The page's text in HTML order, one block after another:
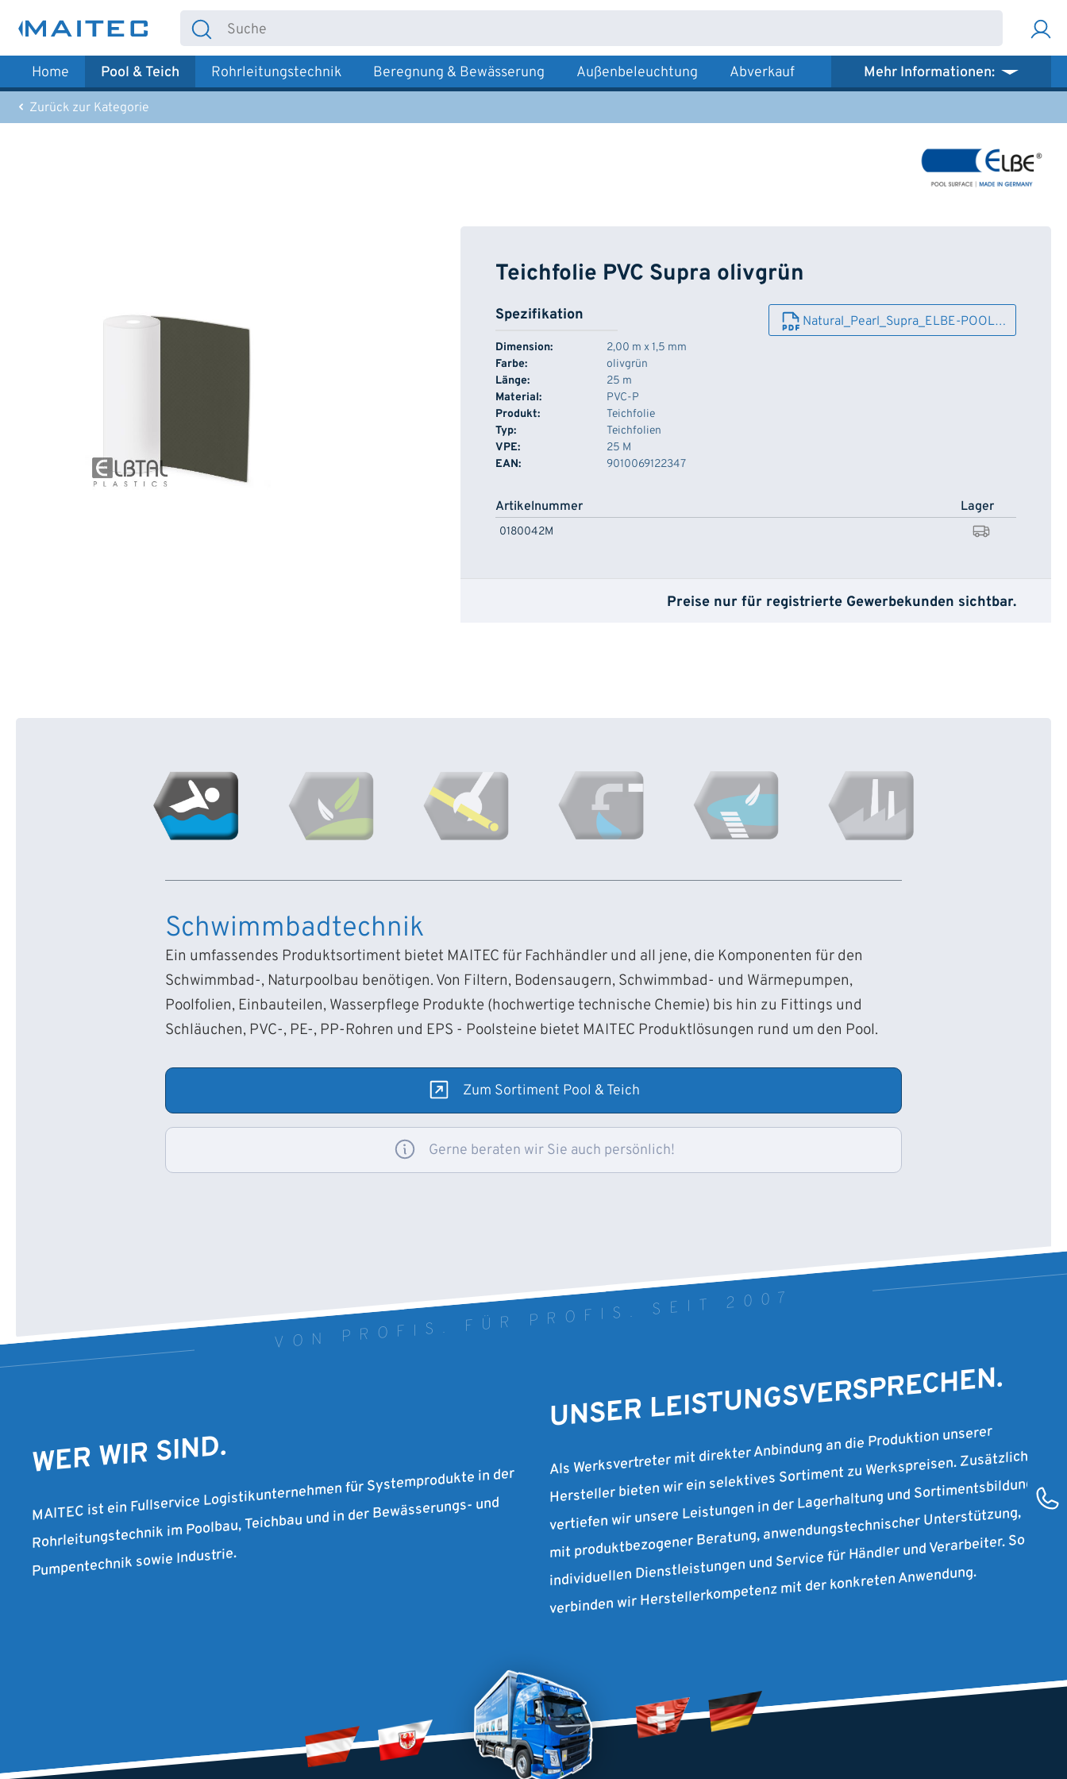
Hauptinhalt springen
Zur Suche springen
Zur Hauptnavigation springen
Home Pool & Teich Rohrleitungstechnik Beregnung & Bewässerung Außenbeleuchtung Abverkauf Mehr Informationen:
Zurück zur Kategorie
Teichfolie PVC Supra olivgrün
Spezifikation Natural_Pearl_Supra_ELBE-POOL…
Dimension:
2,00 m x 1,5 mm
Farbe:
olivgrün
Länge:
25 m
Material:
PVC-P
Produkt:
Teichfolie
Typ:
Teichfolien
VPE:
25 M
EAN:
9010069122347
Artikelnummer Lager
0180042M
Preise nur für registrierte Gewerbekunden sichtbar.
Schwimmbadtechnik
Ein umfassendes Produktsortiment bietet MAITEC für Fachhändler und all jene, die Komponenten für den
Schwimmbad-, Naturpoolbau benötigen. Von Filtern, Bodensaugern, Schwimmbad- und Wärmepumpen,
Poolfolien, Einbauteilen, Wasserpflege Produkte (hochwertige technische Chemie) bis hin zu Fittings und
Schläuchen, PVC-, PE-, PP-Rohren und EPS - Poolsteine bietet MAITEC Produktlösungen rund um den Pool.
Zum Sortiment Pool & Teich
Gerne beraten wir Sie auch persönlich!
VON PROFIS. FÜR PROFIS. SEIT 2007
WER WIR SIND.
MAITEC ist ein Fullservice Logistikunternehmen für Systemprodukte in der
Rohrleitungstechnik im Poolbau, Teichbau und in der Bewässerungs- und
Pumpentechnik sowie Industrie.
UNSER LEISTUNGSVERSPRECHEN.
Als Werksvertreter mit direkter Anbindung an die Produktion unserer
Hersteller bieten wir ein selektives Sortiment zu Werkspreisen. Zusätzlich
vertiefen wir unsere Leistungen in der Lagerhaltung und Sortimentsbildung
mit produktbezogener Beratung, anwendungstechnischer Unterstützung,
individuellen Dienstleistungen und Service für Händler und Verarbeiter. So
verbinden wir Herstellerkompetenz mit der konkreten Anwendung.